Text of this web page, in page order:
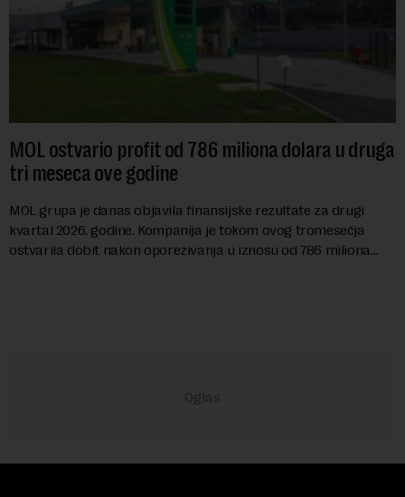
MOL ostvario profit od 786 miliona dolara u druga
tri meseca ove godine
MOL grupa je danas objavila finansijske rezultate za drugi
kvartal 2026. godine. Kompanija je tokom ovog tromesečja
ostvarila dobit nakon oporezivanja u iznosu od 786 miliona